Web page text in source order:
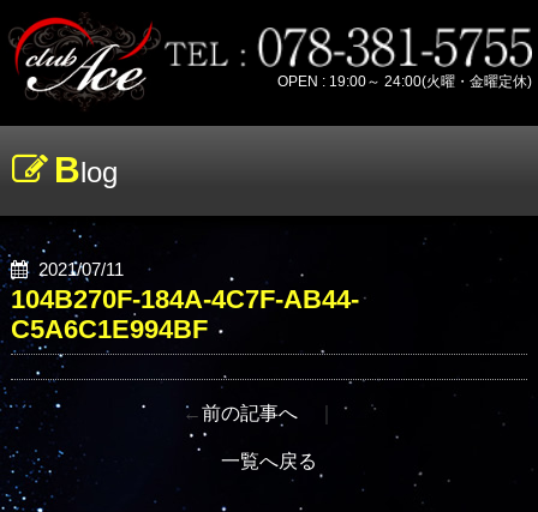
OPEN : 19:00～ 24:00(火曜・金曜定休)
Blog
2021/07/11
104B270F-184A-4C7F-AB44-
C5A6C1E994BF
←前の記事へ ｜
一覧へ戻る